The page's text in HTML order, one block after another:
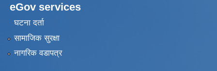
eGov services
घटना दर्ता
सामाजिक सुरक्षा
नागरिक वडापत्र